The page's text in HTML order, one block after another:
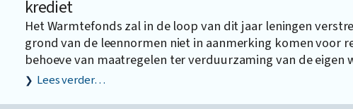
krediet
Het Warmtefonds zal in de loop van dit jaar leningen
grond van de leennormen niet in aanmerking komen voor
behoeve van maatregelen ter verduurzaming van de eigen
Lees verder…